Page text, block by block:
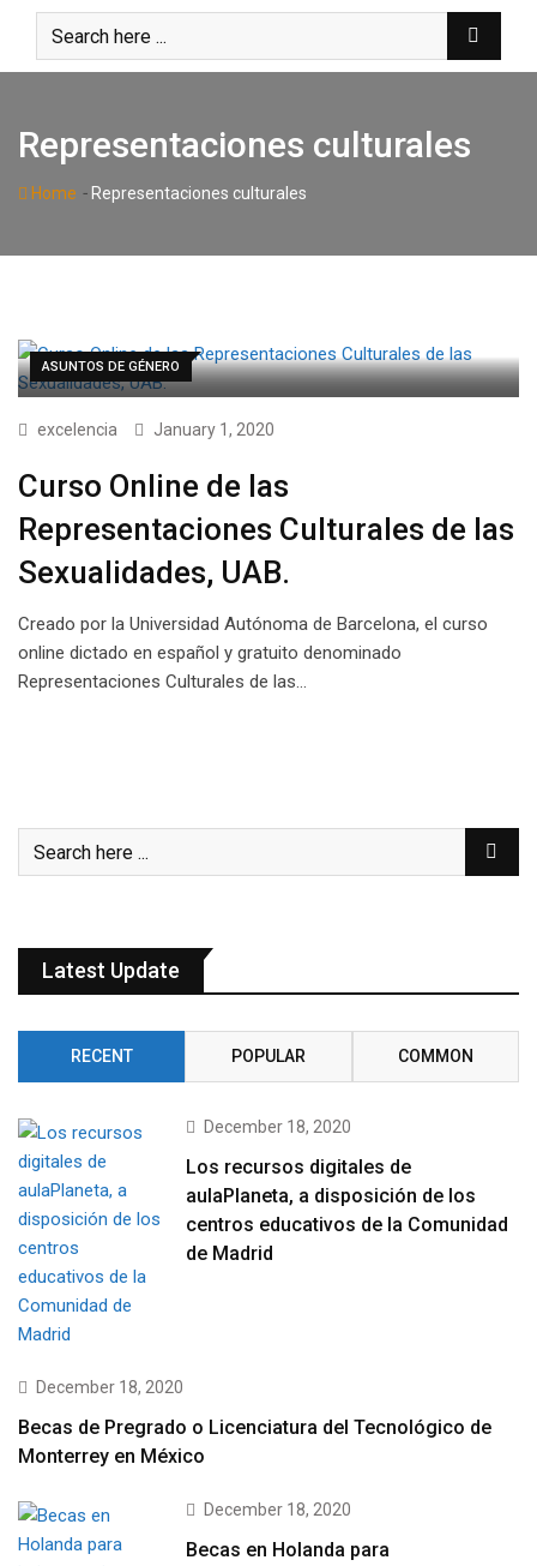
content
Representaciones culturales
Home - Representaciones culturales
ASUNTOS DE GÉNERO
excelencia January 1, 2020
Curso Online de las
Representaciones Culturales de las
Sexualidades, UAB.
Creado por la Universidad Autónoma de Barcelona, el curso
online dictado en español y gratuito denominado
Representaciones Culturales de las…
Latest Update
RECENT POPULAR COMMON
December 18, 2020
Los recursos digitales de
aulaPlaneta, a disposición de los
centros educativos de la Comunidad
de Madrid
December 18, 2020
Becas de Pregrado o Licenciatura del Tecnológico de
Monterrey en México
December 18, 2020
Becas en Holanda para